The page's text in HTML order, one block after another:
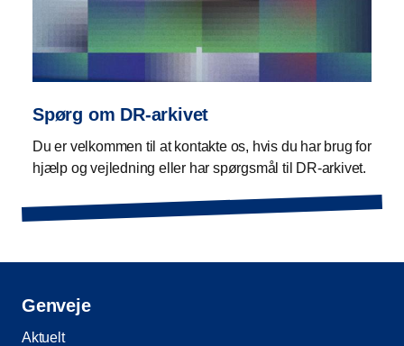
Spørg om DR-arkivet
Du er velkommen til at kontakte os, hvis du har brug for
hjælp og vejledning eller har spørgsmål til DR-arkivet.
Genveje
Aktuelt